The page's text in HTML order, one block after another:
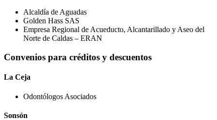
Alcaldía de Aguadas
Golden Hass SAS
Empresa Regional de Acueducto, Alcantarillado y Aseo del
Norte de Caldas – ERAN
Convenios para créditos y descuentos
La Ceja
Odontólogos Asociados
Sonsón